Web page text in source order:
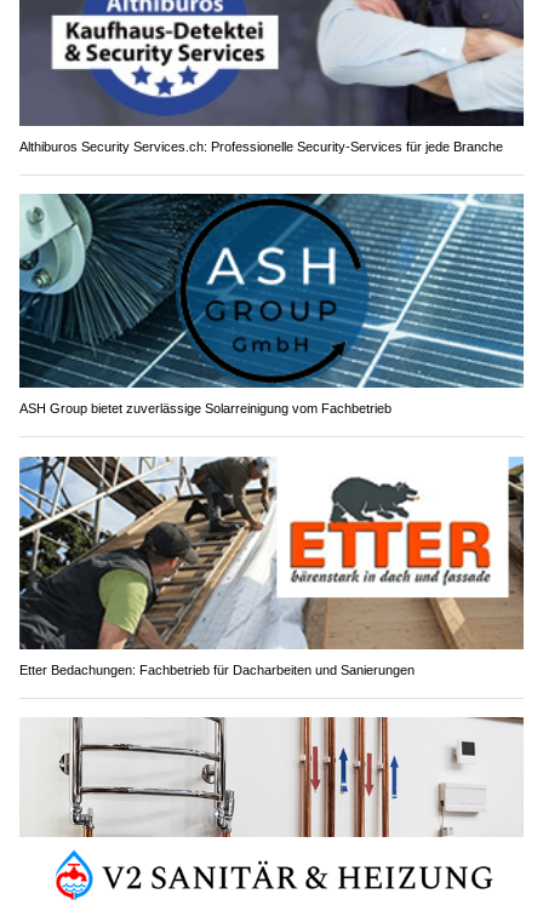
Althiburos Security Services.ch: Professionelle Security-Services für jede Branche
ASH Group bietet zuverlässige Solarreinigung vom Fachbetrieb
Etter Bedachungen: Fachbetrieb für Dacharbeiten und Sanierungen